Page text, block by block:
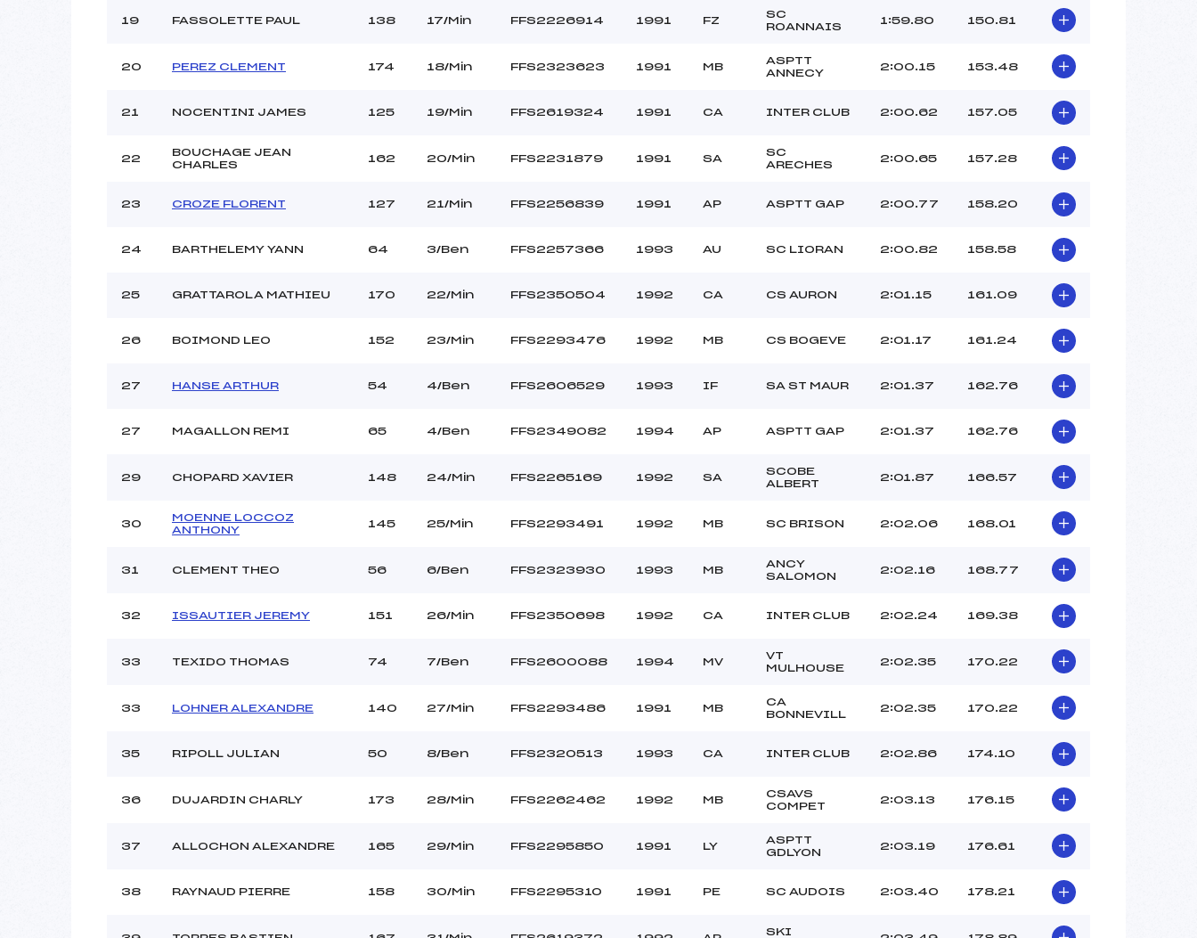
19 FASSOLETTE PAUL 138 17/Min FFS2226914 1991 FZ
SC
ROANNAIS
1:59.80 150.81
20 PEREZ CLEMENT 174 18/Min FFS2323623 1991 MB
ASPTT
ANNECY
2:00.15 153.48
21 NOCENTINI JAMES 125 19/Min FFS2619324 1991 CA INTER CLUB 2:00.62 157.05
22
BOUCHAGE JEAN
CHARLES
162 20/Min FFS2231879 1991 SA
SC
ARECHES
2:00.65 157.28
23 CROZE FLORENT 127 21/Min FFS2256839 1991 AP ASPTT GAP 2:00.77 158.20
24 BARTHELEMY YANN 64 3/Ben FFS2257366 1993 AU SC LIORAN 2:00.82 158.58
25 GRATTAROLA MATHIEU 170 22/Min FFS2350504 1992 CA CS AURON 2:01.15 161.09
26 BOIMOND LEO 152 23/Min FFS2293476 1992 MB CS BOGEVE 2:01.17 161.24
27 HANSE ARTHUR 54 4/Ben FFS2606529 1993 IF SA ST MAUR 2:01.37 162.76
27 MAGALLON REMI 65 4/Ben FFS2349082 1994 AP ASPTT GAP 2:01.37 162.76
29 CHOPARD XAVIER 148 24/Min FFS2265169 1992 SA
SCOBE
ALBERT
2:01.87 166.57
30
MOENNE LOCCOZ
ANTHONY
145 25/Min FFS2293491 1992 MB SC BRISON 2:02.06 168.01
31 CLEMENT THEO 56 6/Ben FFS2323930 1993 MB
ANCY
SALOMON
2:02.16 168.77
32 ISSAUTIER JEREMY 151 26/Min FFS2350698 1992 CA INTER CLUB 2:02.24 169.38
33 TEXIDO THOMAS 74 7/Ben FFS2600088 1994 MV
VT
MULHOUSE
2:02.35 170.22
33 LOHNER ALEXANDRE 140 27/Min FFS2293486 1991 MB
CA
BONNEVILL
2:02.35 170.22
35 RIPOLL JULIAN 50 8/Ben FFS2320513 1993 CA INTER CLUB 2:02.86 174.10
36 DUJARDIN CHARLY 173 28/Min FFS2262462 1992 MB
CSAVS
COMPET
2:03.13 176.15
37 ALLOCHON ALEXANDRE 165 29/Min FFS2295850 1991 LY
ASPTT
GDLYON
2:03.19 176.61
38 RAYNAUD PIERRE 158 30/Min FFS2295310 1991 PE SC AUDOIS 2:03.40 178.21
SKI